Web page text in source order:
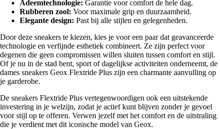
Adeemtechnologie: Garantie voor comfort de hele dag.
Rubberen zool: Voor maximale grip en duurzaamheid.
Elegante design: Past bij alle stijlen en gelegenheden.
Door deze sneakers te kiezen, kies je voor een paar dat geavanceerde
technologie en verfijnde esthetiek combineert. Ze zijn perfect voor
degenen die geen compromissen willen sluiten tussen comfort en stijl.
Of je nu in de stad bent, sport of dagelijkse activiteiten onderneemt, de
dames sneakers Geox Flextride Plus zijn een charmante aanvulling op
je garderobe.
De sneakers Flextride Plus vertegenwoordigen ook een uitstekende
investering in je welzijn, zodat je actief kunt blijven zonder je gevoel
voor stijl op te offeren. Verwen jezelf met het comfort en de uitstraling
die je verdient met dit iconische model van Geox.